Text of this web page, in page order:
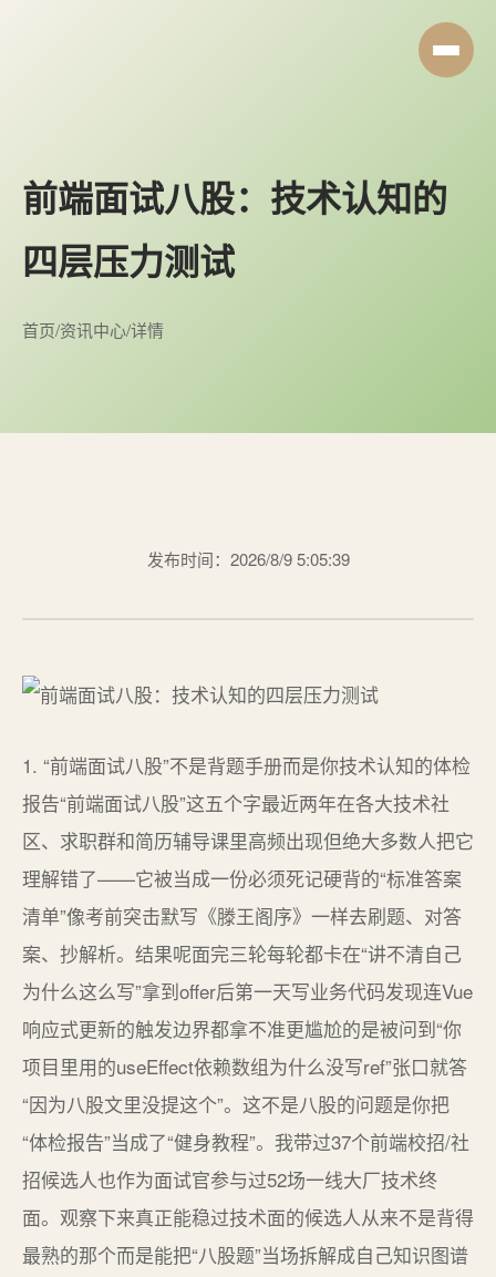
前端面试八股：技术认知的
四层压力测试
首页/资讯中心/详情
发布时间：2026/8/9 5:05:39
1. “前端面试八股”不是背题手册而是你技术认知的体检
报告“前端面试八股”这五个字最近两年在各大技术社
区、求职群和简历辅导课里高频出现但绝大多数人把它
理解错了——它被当成一份必须死记硬背的“标准答案
清单”像考前突击默写《滕王阁序》一样去刷题、对答
案、抄解析。结果呢面完三轮每轮都卡在“讲不清自己
为什么这么写”拿到offer后第一天写业务代码发现连Vue
响应式更新的触发边界都拿不准更尴尬的是被问到“你
项目里用的useEffect依赖数组为什么没写ref”张口就答
“因为八股文里没提这个”。这不是八股的问题是你把
“体检报告”当成了“健身教程”。我带过37个前端校招/社
招候选人也作为面试官参与过52场一线大厂技术终
面。观察下来真正能稳过技术面的候选人从来不是背得
最熟的那个而是能把“八股题”当场拆解成自己知识图谱